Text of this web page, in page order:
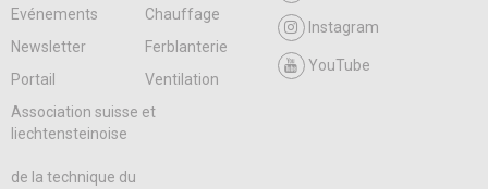
Evénements
Chauffage
Newsletter
Ferblanterie
Portail
Ventilation
Instagram
YouTube
Association suisse et
liechtensteinoise
de la technique du